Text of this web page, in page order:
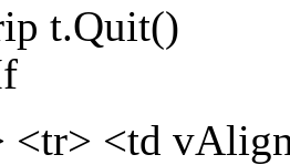
t.Quit()
<tr> <td